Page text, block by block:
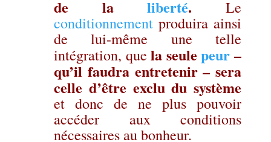
de laliberté. Le
conditionnement produira ainsi
de lui-même une telle
intégration, quela seulepeur –
qu’il faudra entretenir – sera
celle d’être exclu du système
et donc de ne plus pouvoir
accéder aux conditions
nécessaires au bonheur.